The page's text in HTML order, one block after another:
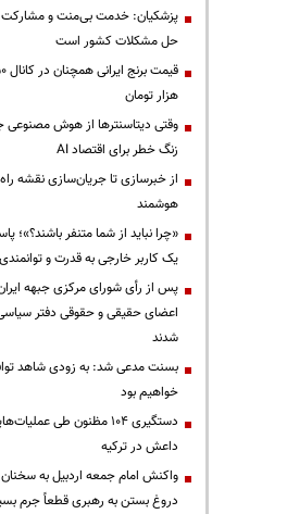
پزشکیان: خدمت بی‌منت و مشارکت
حل مشکلات کشور است
هزار تومان
وقتی دیتاسنترها از هوش مصنوعی
زنگ خطر برای اقتصاد AI
از خبرسازی تا جریان‌سازی نقشه
هوشمند
«چرا نباید از شما متنفر باشند؟»؛
یک کاربر خارجی به قدرت و توانمندی
پس از رأی شورای مرکزی جبهه
اعضای حقیقی و حقوقی دفتر
شدند
بسنت مدعی شد: به زودی شاهد
خواهیم بود
دستگیری ۱۰۴ مظنون طی
داعش در ترکیه
واکنش امام جمعه اردبیل به سخنان
دروغ بستن به رهبری قطعاً جرم